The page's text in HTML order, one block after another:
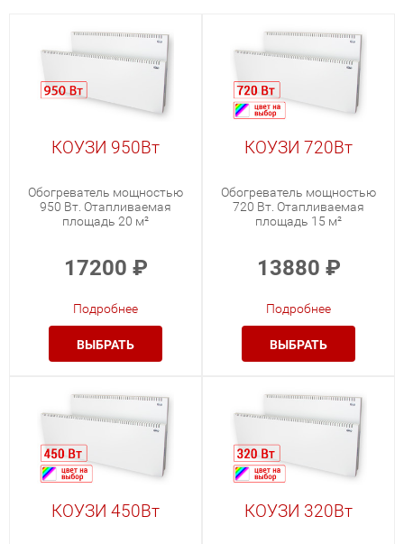
КОУЗИ 950Вт
Обогреватель мощностью
950 Вт. Отапливаемая
площадь 20 м²
17200 ₽
Подробнее
ВЫБРАТЬ
КОУЗИ 720Вт
Обогреватель мощностью
720 Вт. Отапливаемая
площадь 15 м²
13880 ₽
Подробнее
ВЫБРАТЬ
КОУЗИ 450Вт КОУЗИ 320Вт